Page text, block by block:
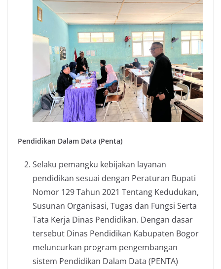
Pendidikan Dalam Data (Penta)
Selaku pemangku kebijakan layanan
pendidikan sesuai dengan Peraturan Bupati
Nomor 129 Tahun 2021 Tentang Kedudukan,
Susunan Organisasi, Tugas dan Fungsi Serta
Tata Kerja Dinas Pendidikan. Dengan dasar
tersebut Dinas Pendidikan Kabupaten Bogor
meluncurkan program pengembangan
sistem Pendidikan Dalam Data (PENTA)